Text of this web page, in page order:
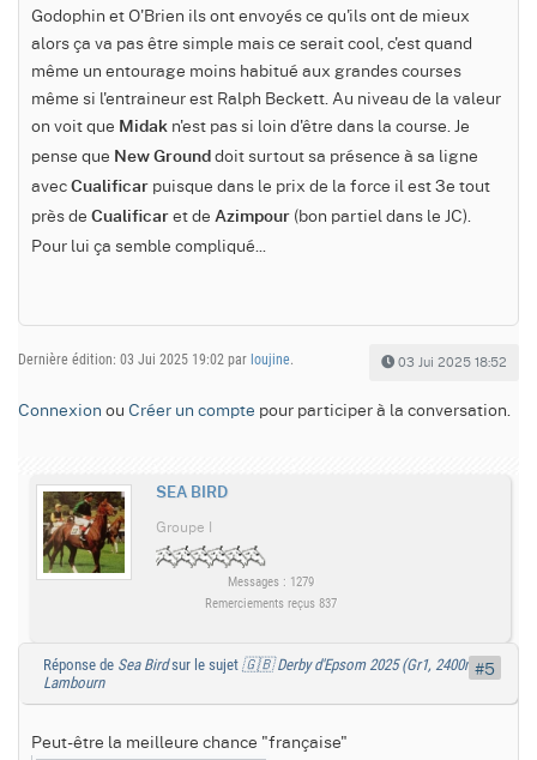
Godophin et O'Brien ils ont envoyés ce qu'ils ont de mieux
alors ça va pas être simple mais ce serait cool, c'est quand
même un entourage moins habitué aux grandes courses
même si l'entraineur est Ralph Beckett. Au niveau de la valeur
on voit que Midak n'est pas si loin d'être dans la course. Je
pense que New Ground doit surtout sa présence à sa ligne
avec Cualificar puisque dans le prix de la force il est 3e tout
près de Cualificar et de Azimpour (bon partiel dans le JC).
Pour lui ça semble compliqué...
Dernière édition: 03 Jui 2025 19:02 par loujine. 03 Jui 2025 18:52
Connexion ou Créer un compte pour participer à la conversation.
SEA BIRD
Groupe I
Messages : 1279
Remerciements reçus 837
Réponse de Sea Birdsur le sujet 🇬🇧 Derby d'Epsom 2025 (Gr1, 2400m) :
Lambourn
Peut-être la meilleure chance "française"
#5